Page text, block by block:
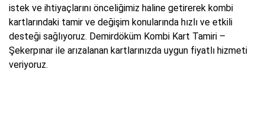
istek ve ihtiyaçlarını önceliğimiz haline getirerek kombi
kartlarındaki tamir ve değişim konularında hızlı ve etkili
desteği sağlıyoruz. Demirdöküm Kombi Kart Tamiri –
Şekerpınar ile arızalanan kartlarınızda uygun fiyatlı hizmeti
veriyoruz.